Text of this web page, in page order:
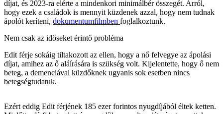
díjat, és 2023-ra elérte a mindenkori minimálbér összegét. Arról,
hogy ezek a családok is mennyit küzdenek azzal, hogy nem tudnak
ápolót keríteni, dokumentumfilmben foglalkoztunk.
Nem csak az időseket érintő probléma
Edit férje sokáig tiltakozott az ellen, hogy a nő felvegye az ápolási
díjat, amihez az ő aláírására is szükség volt. Kijelentette, hogy ő nem
beteg, a demenciával küzdőknek ugyanis sok esetben nincs
betegségtudatuk.
Ezért eddig Edit férjének 185 ezer forintos nyugdíjából éltek ketten.